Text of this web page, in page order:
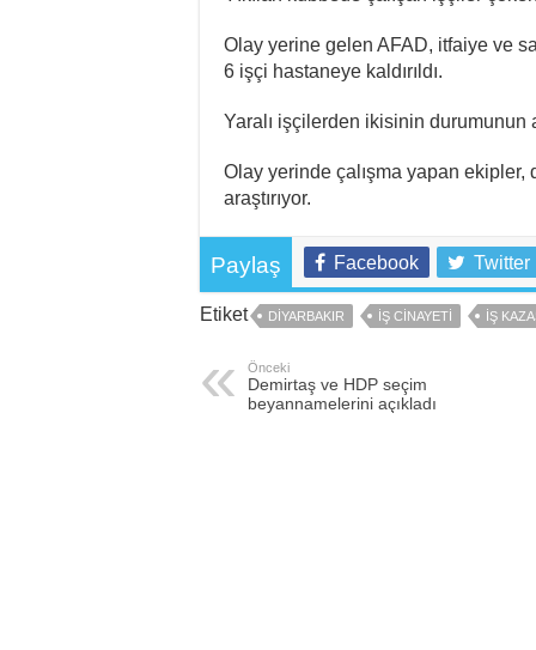
Olay yerine gelen AFAD, itfaiye ve
6 işçi hastaneye kaldırıldı.
Yaralı işçilerden ikisinin durumunun
Olay yerinde çalışma yapan ekipler,
araştırıyor.
Paylaş Facebook Twitter
Etiket DIYARBAKIR IŞ CINAYETI IŞ
Önceki
Demirtaş ve HDP seçim
beyannamelerini açıkladı